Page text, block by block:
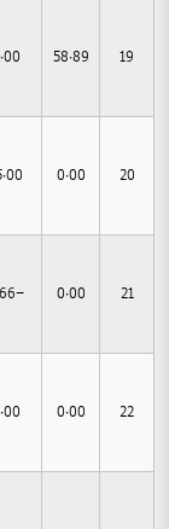
19
58.89
20
0.00
21
0.00
-1.66
22
0.00